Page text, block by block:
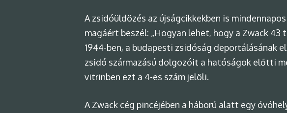
A zsidóüldözés az újságcikkekben is
magáért beszél: „Hogyan lehet, hogy a Zwack 43
1944-ben, a budapesti zsidóság deportálásának
zsidó származású dolgozóit a hatóságok előtti
vitrinben ezt a 4-es szám jelöli.
A Zwack cég pincéjében a háború alatt egy